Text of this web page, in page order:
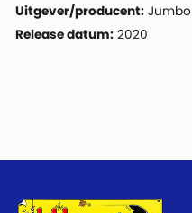
Uitgever/producent: Jumbo
Release datum: 2020